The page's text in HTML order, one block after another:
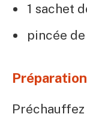
1 sachet
pincée de
Préchauffez